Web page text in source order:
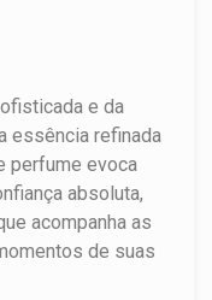
e da
essência refinada
perfume evoca
absoluta,
acompanha as
de suas